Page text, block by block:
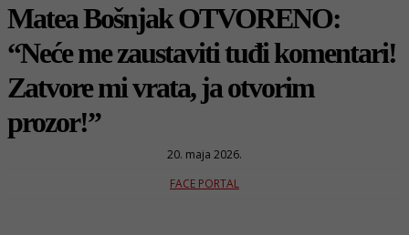
Matea Bošnjak OTVORENO:
“Neće me zaustaviti tuđi komentari!
Zatvore mi vrata, ja otvorim
prozor!”
20. maja 2026.
FACE PORTAL